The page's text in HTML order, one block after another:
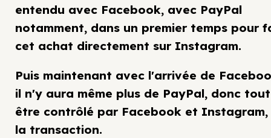
entendu avec Facebook, avec PayPal
notamment, dans un premier temps pour
cet achat directement sur Instagram.
Puis maintenant avec l'arrivée de
il n'y aura même plus de PayPal, donc
être contrôlé par Facebook et Instagram,
la transaction.